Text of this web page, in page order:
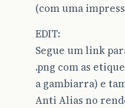
(com uma
EDIT:
Segue um link
.png com as
a gambiarra) e
Anti Alias no